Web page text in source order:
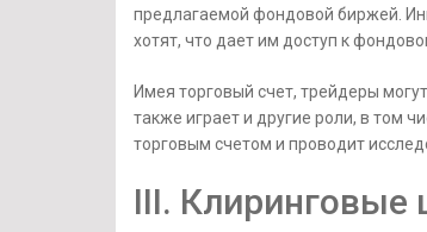
предлагаемой фондовой биржей.
хотят, что дает им доступ к
Имея торговый счет, трейдеры
также играет и другие роли, в том
торговым счетом и проводит
III. Клиринговые